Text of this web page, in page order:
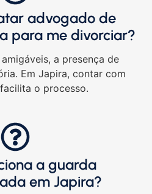
advogado de
para me divorciar?
a presença de
Em Japira, contar com
o processo.
a guarda
em Japira?